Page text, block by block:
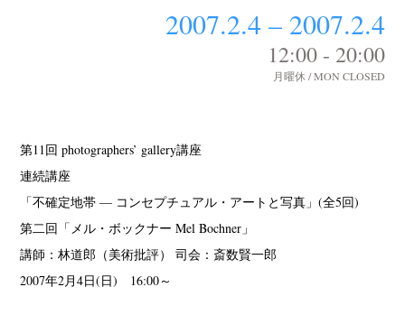
2007.2.4 – 2007.2.4
12:00 - 20:00
月曜休 / MON CLOSED
第11回 photographers’ gallery講座
連続講座
「不確定地帯 — コンセプチュアル・アートと写真」(全5回)
第二回「メル・ボックナー Mel Bochner」
講師：林道郎（美術批評） 司会：斎数賢一郎
2007年2月4日(日) 16:00～